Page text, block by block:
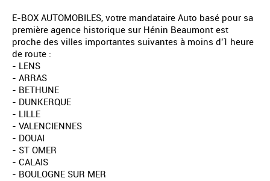
E-BOX AUTOMOBILES, votre mandataire Auto basé pour sa
première agence historique sur Hénin Beaumont est
proche des villes importantes suivantes à moins d'1 heure
de route :
- LENS
- ARRAS
- BETHUNE
- DUNKERQUE
- LILLE
- VALENCIENNES
- DOUAI
- ST OMER
- CALAIS
- BOULOGNE SUR MER